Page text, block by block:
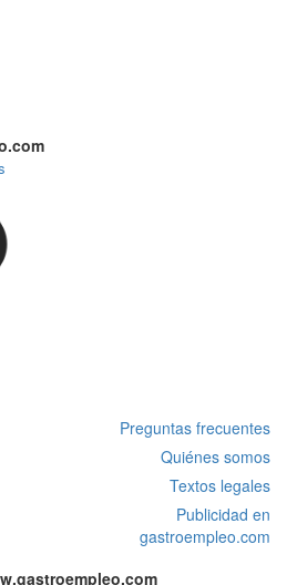
Preguntas frecuentes
Quiénes somos
Textos legales
Publicidad en
gastroempleo.com